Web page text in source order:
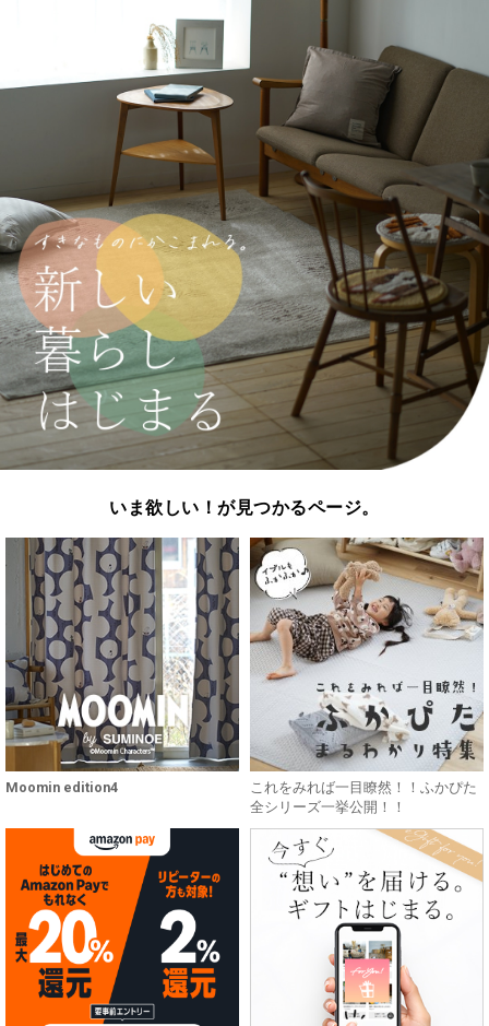
いま欲しい！が見つかるページ。
Moomin edition4
これをみれば一目瞭然！！ふかぴた
全シリーズ一挙公開！！